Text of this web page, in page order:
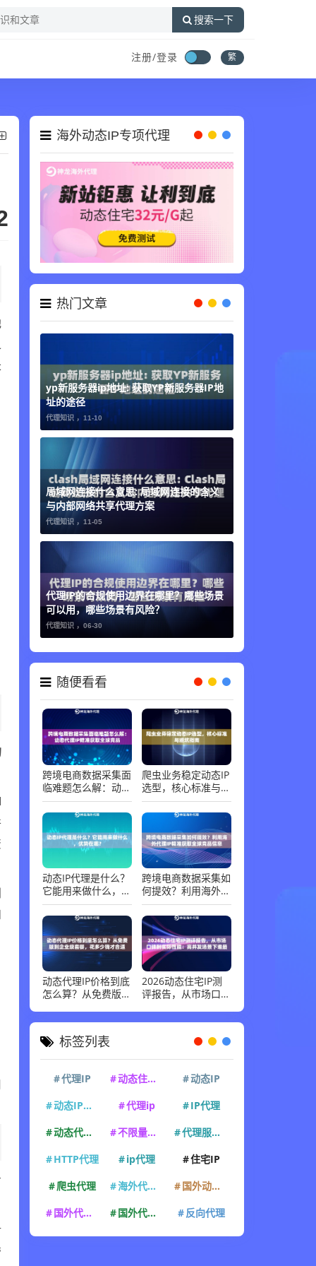
搜索一下
注册/登录 繁
海外动态IP专项代理
热门文章
yp新服务器ip地址: 获取YP新服务器IP地
址的途径
代理知识 ， 11-10
局域网连接什么意思: 局域网连接的含义
与内部网络共享代理方案
代理知识 ， 11-05
代理IP的合规使用边界在哪里？哪些场景
可以用，哪些场景有风险？
代理知识 ， 06-30
随便看看
跨境电商数据采集面
临难题怎么解：动态
代理IP精准获取全球
竞品
爬虫业务稳定动态IP
选型，核心标准与避
坑指南
动态IP代理是什么？
它能用来做什么，优
势在哪？
跨境电商数据采集如
何提效？利用海外代
理IP精准获取全球竞
品信息
动态代理IP价格到底
怎么算？从免费版到
钱才合适
2026动态住宅IP测
评报告，从市场口碑
场景下谁最稳
标签列表
代理IP 动态住宅IP
动态IP
动态IP代理
代理ip
IP代理
动态代理IP
不限量代理IP
代理服务器
HTTP代理
ip代理
住宅IP
爬虫代理
海外代理ip
国外动态IP
国外代理IP
国外代理ip 反向代理